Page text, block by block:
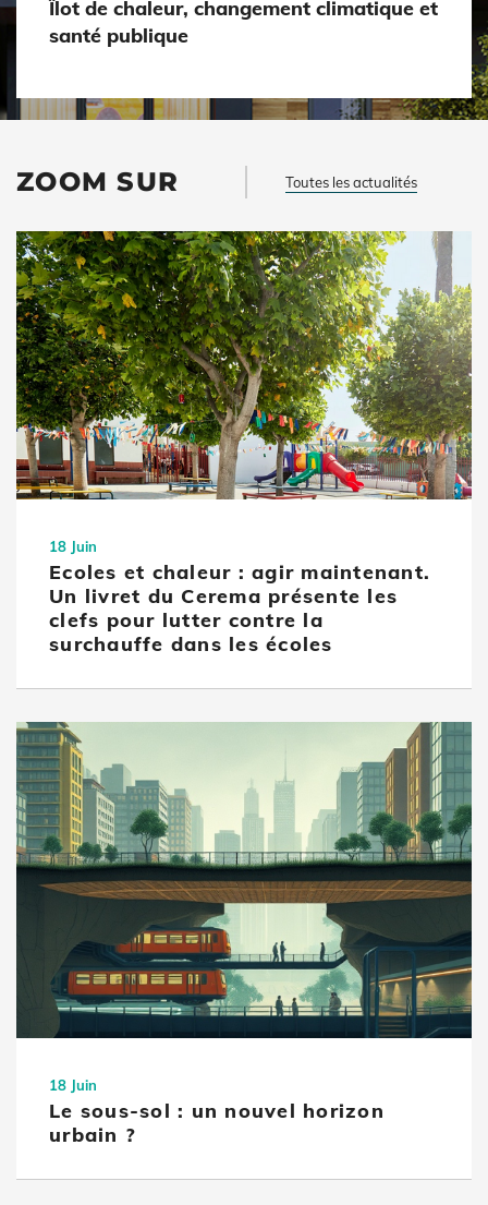
Îlot de chaleur, changement climatique et
santé publique
ZOOM SUR Toutes les actualités
18 Juin
Ecoles et chaleur : agir maintenant.
Un livret du Cerema présente les
clefs pour lutter contre la
surchauffe dans les écoles
18 Juin
Le sous-sol : un nouvel horizon
urbain ?